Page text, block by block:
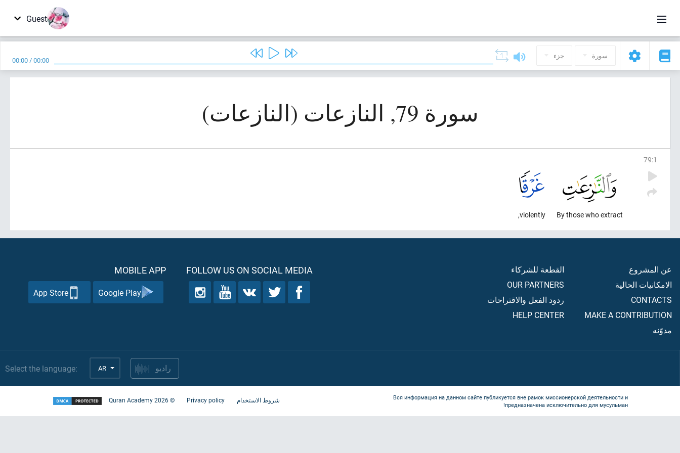
Guest
سورة جزء 00:00 /00:00
سورة 79, النازعات (النازعات)
79:1
By those who extract
violently,
عن المشروع
الامكانيات الحالية
CONTACTS
MAKE A CONTRIBUTION
مدوّنه
القطعة للشركاء
OUR PARTNERS
ردود الفعل والاقتراحات
HELP CENTER
FOLLOW US ON SOCIAL MEDIA
MOBILE APP
Google Play
App Store
Select the language: AR راديو
Вся информация на данном сайте публикуется вне рамок миссионерской деятельности и
предназначена исключительно для мусульман!
شروط الاستخدام Privacy policy
©
2026